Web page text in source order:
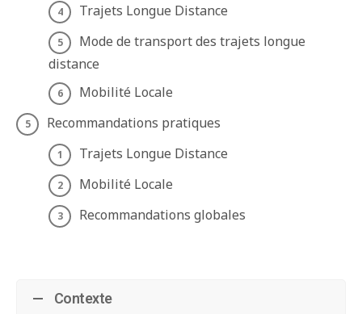
Trajets Longue Distance
Mode de transport des trajets longue
distance
Mobilité Locale
Recommandations pratiques
Trajets Longue Distance
Mobilité Locale
Recommandations globales
Contexte